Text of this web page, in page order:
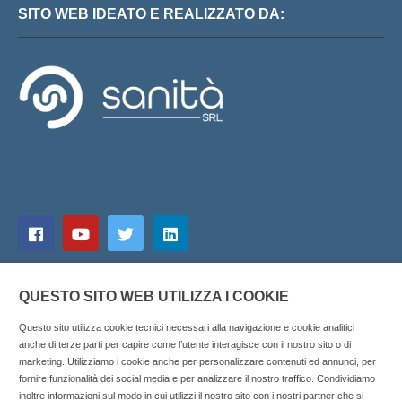
SITO WEB IDEATO E REALIZZATO DA:
QUESTO SITO WEB UTILIZZA I COOKIE
Questo sito utilizza cookie tecnici necessari alla navigazione e cookie analitici
anche di terze parti per capire come l’utente interagisce con il nostro sito o di
marketing. Utilizziamo i cookie anche per personalizzare contenuti ed annunci, per
fornire funzionalità dei social media e per analizzare il nostro traffico. Condividiamo
inoltre informazioni sul modo in cui utilizzi il nostro sito con i nostri partner che si